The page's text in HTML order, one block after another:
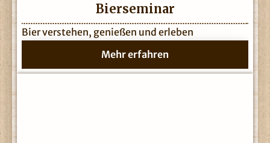
Bierseminar
Bier verstehen, genießen und erleben
Mehr erfahren